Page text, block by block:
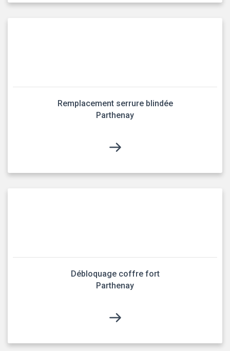
Remplacement serrure blindée
Parthenay
Débloquage coffre fort
Parthenay